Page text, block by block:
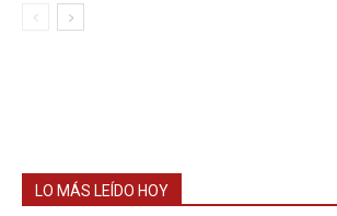
LO MÁS LEÍDO HOY